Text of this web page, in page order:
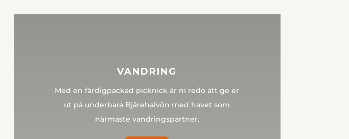
VANDRING
Med en färdigpackad picknick är ni redo att ge er
ut på underbara Bjärehalvön med havet som
närmaste vandringspartner.